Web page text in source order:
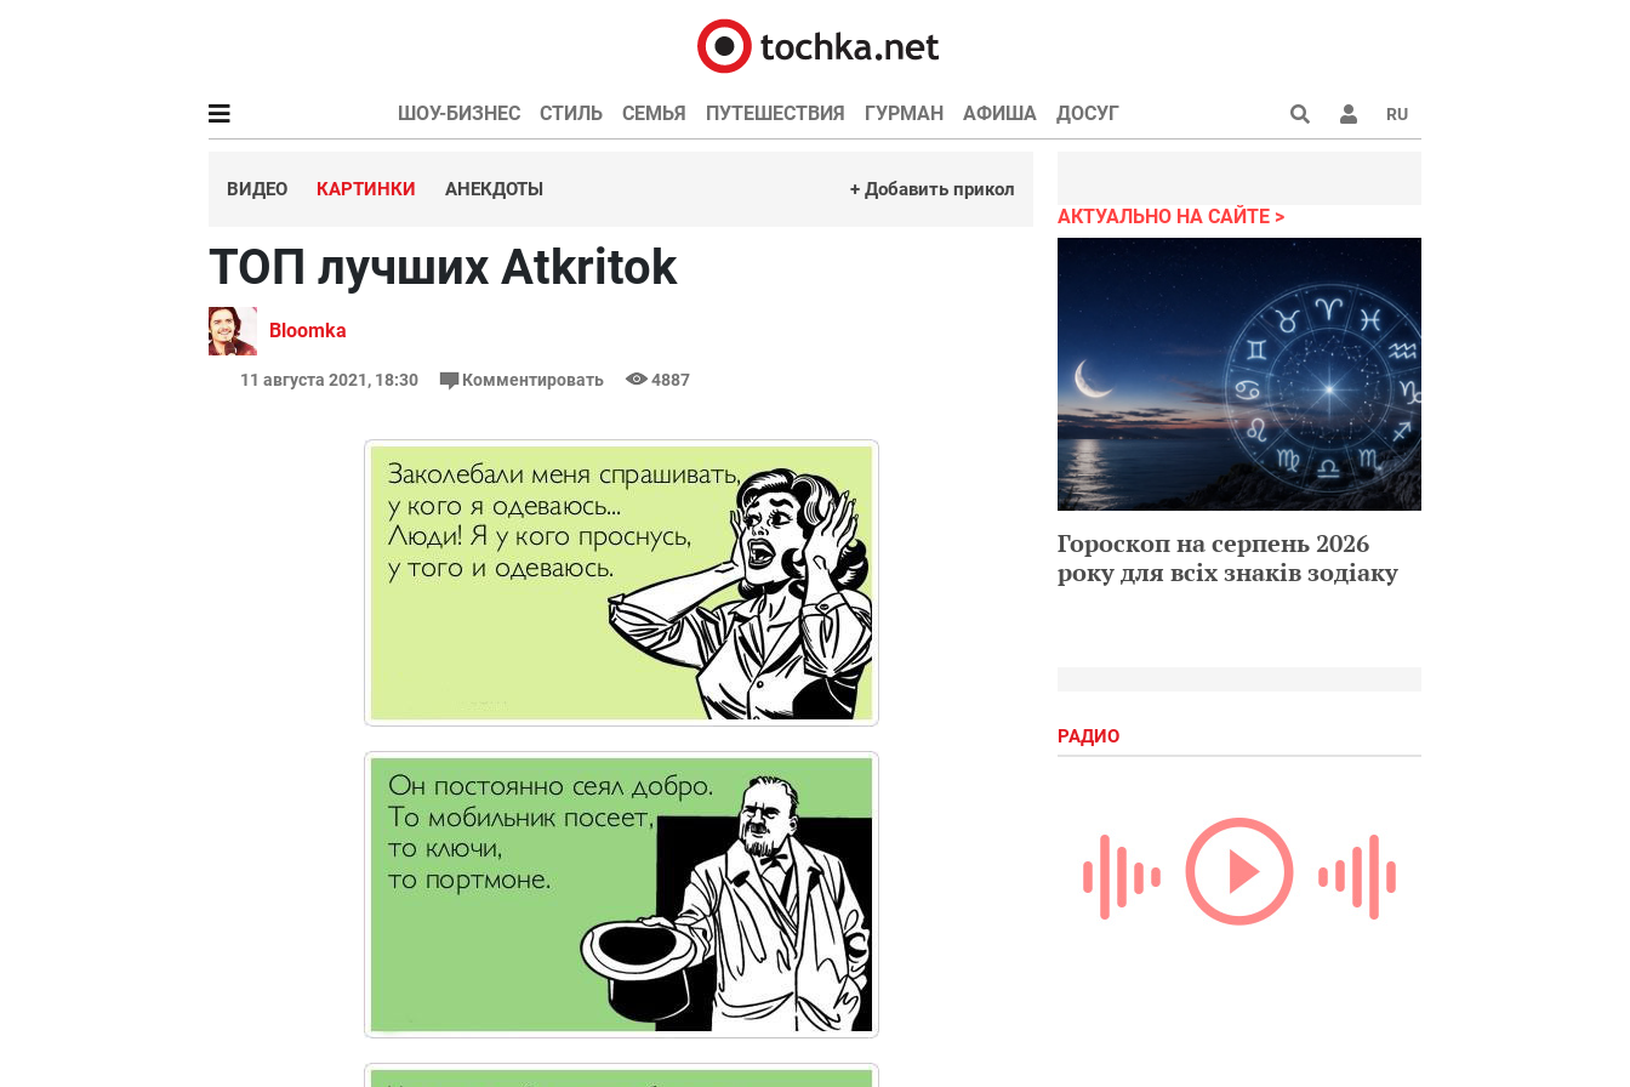
ШОУ-БИЗНЕС СТИЛЬ СЕМЬЯ ПУТЕШЕСТВИЯ ГУРМАН АФИША ДОСУГ RU
ВИДЕО КАРТИНКИ АНЕКДОТЫ + Добавить прикол
ТОП лучших Atkritok
Bloomka
11 августа 2021, 18:30 Комментировать 4887
АКТУАЛЬНО НА САЙТЕ
Гороскоп на серпень 2026
року для всіх знаків зодіаку
РАДИО